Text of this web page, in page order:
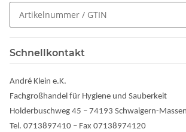
Schnellkontakt
André Klein e.K.
Fachgroßhandel für Hygiene und Sauberkeit
Holderbuschweg 45 – 74193 Schwaigern-
Tel. 0713897410 – Fax 07138974120